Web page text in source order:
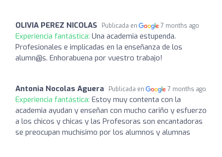
OLIVIA PEREZ NICOLAS Publicada en 7 months ago
Experiencia fantástica: Una academia estupenda.
Profesionales e implicadas en la enseñanza de los
alumn@s. Enhorabuena por vuestro trabajo!
Antonia Nocolas Aguera Publicada en 7 months ago
Experiencia fantástica: Estoy muy contenta con la
academia ayudan y enseñan con mucho cariño y esfuerzo
a los chicos y chicas y las Profesoras son encantadoras
se preocupan muchísimo por los alumnos y alumnas